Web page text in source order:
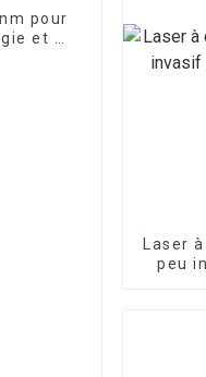
pour
et le
Laser
peu